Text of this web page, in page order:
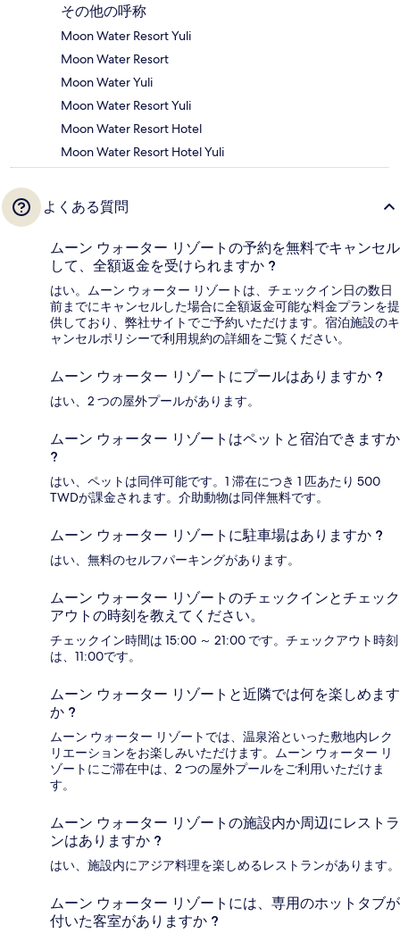
その他の呼称
Moon Water Resort Yuli
Moon Water Resort
Moon Water Yuli
Moon Water Resort Yuli
Moon Water Resort Hotel
Moon Water Resort Hotel Yuli
よくある質問
ムーン ウォーター リゾートの予約を無料でキャンセル
して、全額返金を受けられますか ?
はい。ムーン ウォーター リゾートは、チェックイン日の数日
前までにキャンセルした場合に全額返金可能な料金プランを提
供しており、弊社サイトでご予約いただけます。宿泊施設のキ
ャンセルポリシーで利用規約の詳細をご覧ください。
ムーン ウォーター リゾートにプールはありますか ?
はい、2 つの屋外プールがあります。
ムーン ウォーター リゾートはペットと宿泊できますか
?
はい、ペットは同伴可能です。1 滞在につき 1 匹あたり 500
TWDが課金されます。介助動物は同伴無料です。
ムーン ウォーター リゾートに駐車場はありますか ?
はい、無料のセルフパーキングがあります。
ムーン ウォーター リゾートのチェックインとチェック
アウトの時刻を教えてください。
チェックイン時間は 15:00 ～ 21:00 です。チェックアウト時刻
は、11:00です。
ムーン ウォーター リゾートと近隣では何を楽しめます
か ?
ムーン ウォーター リゾートでは、温泉浴といった敷地内レク
リエーションをお楽しみいただけます。ムーン ウォーター リ
ゾートにご滞在中は、2 つの屋外プールをご利用いただけま
す。
ムーン ウォーター リゾートの施設内か周辺にレストラ
ンはありますか ?
はい、施設内にアジア料理を楽しめるレストランがあります。
ムーン ウォーター リゾートには、専用のホットタブが
付いた客室がありますか ?